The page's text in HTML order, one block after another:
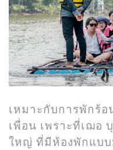
เหมาะกับการพักร้
เพื่อน เพราะที่เฌอ
ใหญ่ ที่มีห้องพักแบ